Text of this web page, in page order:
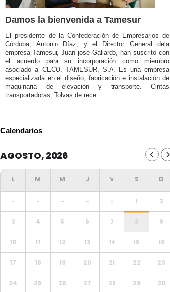
Damos la bienvenida a Tamesur
El presidente de la Confederación de Empresarios de
Córdoba, Antonio Díaz, y el Director General dela
empresa Tamesur, Juan josé Gallardo, han suscrito con
el acuerdo para su incorporación como miembro
asociado a CECO. TAMESUR, S.A. Es una empresa
especializada en el diseño, fabricación e instalación de
maquinaria de elevación y transporte. Cintas
transportadoras, Tolvas de rece...
Calendarios
AGOSTO, 2026
- - - - - 1 2
3 4 5 6 7 8 9
10 11 12 13 14 15 16
17 18 19 20 21 22 23
24 25 26 27 28 29 30